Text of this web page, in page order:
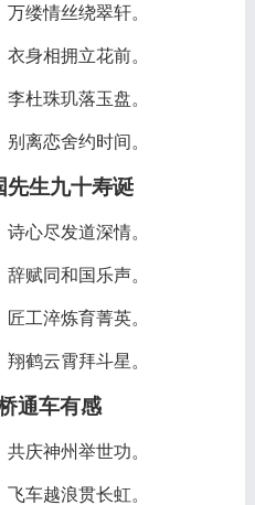
缕情丝绕翠轩。
身相拥立花前。
杜珠玑落玉盘。
离恋舍约时间。
先生九十寿诞
心尽发道深情。
赋同和国乐声。
工淬炼育菁英。
鹤云霄拜斗星。
通车有感
庆神州举世功。
车越浪贯长虹。